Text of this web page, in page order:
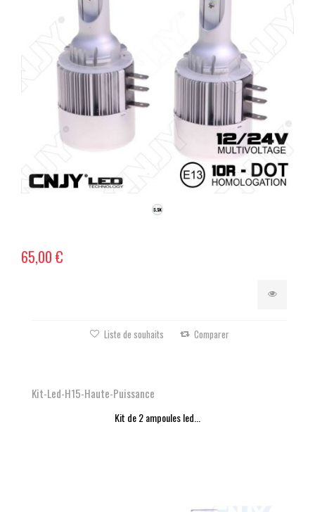
65,00 €
Liste de souhaits Comparer
Kit-Led-H15-Haute-Puissance
Kit de 2 ampoules led...